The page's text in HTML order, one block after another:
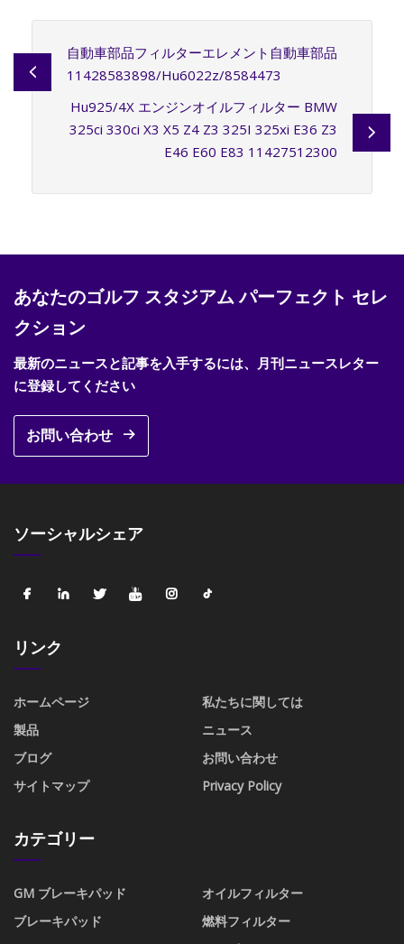
自動車部品フィルターエレメント自動車部品
11428583898/Hu6022z/8584473
Hu925/4X エンジンオイルフィルター BMW
325ci 330ci X3 X5 Z4 Z3 325I 325xi E36 Z3
E46 E60 E83 11427512300
あなたのゴルフ スタジアム パーフェクト セレ
クション
最新のニュースと記事を入手するには、月刊ニュースレター
に登録してください
お問い合わせ
ソーシャルシェア
リンク
ホームページ
私たちに関しては
製品
ニュース
ブログ
お問い合わせ
サイトマップ
Privacy Policy
カテゴリー
GM ブレーキパッド
オイルフィルター
ブレーキパッド
燃料フィルター